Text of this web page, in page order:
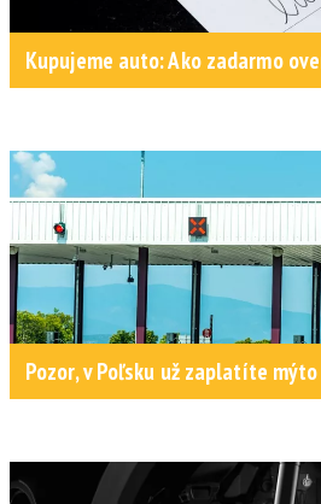
Kupujeme auto: Ako zadarmo
Pozor, v Poľsku už zaplatíte